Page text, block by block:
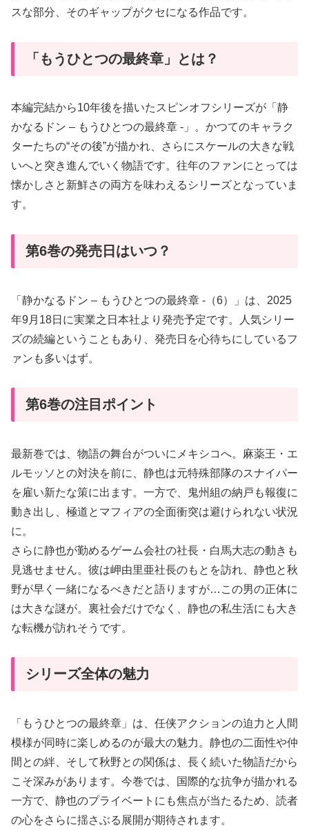
スな部分、そのギャップがクセになる作品です。
「もうひとつの最終章」とは？
本編完結から10年後を描いたスピンオフシリーズが「静
かなるドン – もうひとつの最終章 -」。かつてのキャラク
ターたちの“その後”が描かれ、さらにスケールの大きな戦
いへと突き進んでいく物語です。往年のファンにとっては
懐かしさと新鮮さの両方を味わえるシリーズとなっていま
す。
第6巻の発売日はいつ？
「静かなるドン – もうひとつの最終章 -（6）」は、2025
年9月18日に実業之日本社より発売予定です。人気シリー
ズの続編ということもあり、発売日を心待ちにしているフ
ァンも多いはず。
第6巻の注目ポイント
最新巻では、物語の舞台がついにメキシコへ。麻薬王・エ
ルモッソとの対決を前に、静也は元特殊部隊のスナイパー
を雇い新たな策に出ます。一方で、鬼州組の納戸も報復に
動き出し、極道とマフィアの全面衝突は避けられない状況
に。
さらに静也が勤めるゲーム会社の社長・白馬大志の動きも
見逃せません。彼は岬由里亜社長のもとを訪れ、静也と秋
野が早く一緒になるべきだと語りますが…この男の正体に
は大きな謎が。裏社会だけでなく、静也の私生活にも大き
な転機が訪れそうです。
シリーズ全体の魅力
「もうひとつの最終章」は、任侠アクションの迫力と人間
模様が同時に楽しめるのが最大の魅力。静也の二面性や仲
間との絆、そして秋野との関係は、長く続いた物語だから
こそ深みがあります。今巻では、国際的な抗争が描かれる
一方で、静也のプライベートにも焦点が当たるため、読者
の心をさらに揺さぶる展開が期待されます。